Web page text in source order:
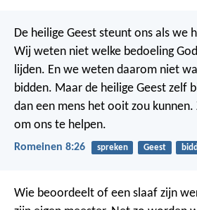
De heilige Geest steunt ons als we
Wij weten niet welke bedoeling
lijden. En we weten daarom niet
bidden. Maar de heilige Geest zelf
dan een mens het ooit zou kunnen.
om ons te helpen.
Romeinen 8:26 spreken Geest
Wie beoordeelt of een slaaf zijn